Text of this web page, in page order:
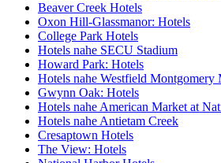
Beaver Creek Hotels
Oxon Hill-Glassmanor: Hotels
College Park Hotels
Hotels nahe SECU Stadium
Howard Park: Hotels
Hotels nahe Westfield Montgomery
Gwynn Oak: Hotels
Hotels nahe American Market at
Hotels nahe Antietam Creek
Cresaptown Hotels
The View: Hotels